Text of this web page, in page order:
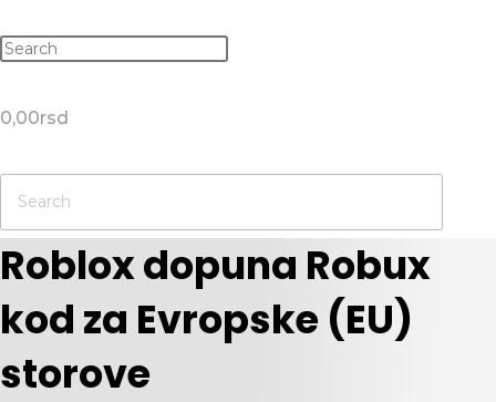
0,00rsd
Roblox dopuna Robux
kod za Evropske (EU)
storove